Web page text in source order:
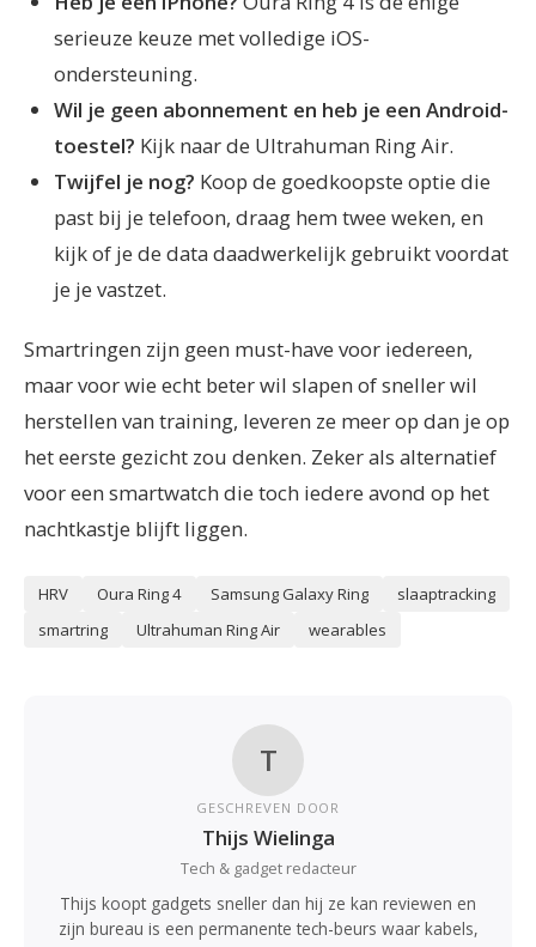
serieuze keuze met volledige iOS-
ondersteuning.
Wil je geen abonnement en heb je een Android-
toestel? Kijk naar de Ultrahuman Ring Air.
Twijfel je nog? Koop de goedkoopste optie die
past bij je telefoon, draag hem twee weken, en
kijk of je de data daadwerkelijk gebruikt voordat
je je vastzet.
Smartringen zijn geen must-have voor iedereen,
maar voor wie echt beter wil slapen of sneller wil
herstellen van training, leveren ze meer op dan je op
het eerste gezicht zou denken. Zeker als alternatief
voor een smartwatch die toch iedere avond op het
nachtkastje blijft liggen.
HRV Oura Ring 4 Samsung Galaxy Ring
slaaptracking
smartring
Ultrahuman Ring Air wearables
T
GESCHREVEN DOOR
Thijs Wielinga
Tech & gadget redacteur
Thijs koopt gadgets sneller dan hij ze kan reviewen en
zijn bureau is een permanente tech-beurs waar kabels,